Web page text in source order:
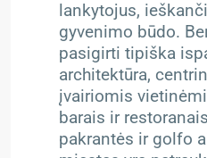
lankytojus,
gyvenimo būdo.
pasigirti tipiška
architektūra,
įvairiomis
barais ir
pakrantės ir golfo